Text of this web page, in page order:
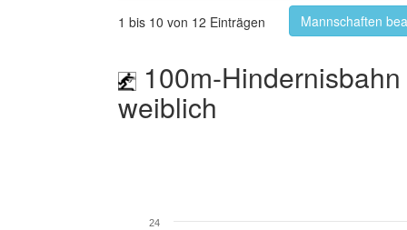
1 bis 10 von 12 Einträgen
Mannschaften
100m-
weiblich
24